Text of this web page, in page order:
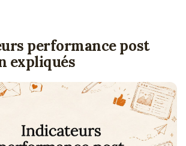
performance post
expliqués